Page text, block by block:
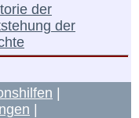
der
der
|
|